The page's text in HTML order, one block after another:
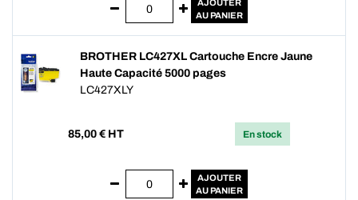
AJOUTER
AU PANIER
BROTHER LC427XL Cartouche Encre Jaune
Haute Capacité 5000 pages
LC427XLY
85,00 € HT En stock
AJOUTER
AU PANIER